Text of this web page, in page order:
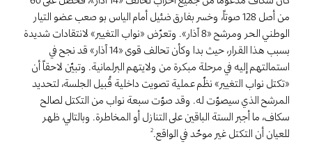
من أصل 128 صوتاً، وخسر بفارق ضئيل أمام الياس بو صعب عضو التيار
الوطني الحر ومرشح «8 آذار». وتعرّض «نواب التغيير» لانتقادات شديدة
بسبب هذا القرار، حيث بدا وكأن تحالف قوى «14 آذار» قد نجح في
استمالتهم إليه في مرحلة مبكرة من ولايتهم البرلمانية. وتبيّن لاحقاً أن
«تكتل نواب التغيير» نظّم عملية تصويت داخلية قُبيل الجلسة، لتحديد
المرشح الذي سيصوّت له. وقد صوّت سبعة نواب من التكتل لصالح
سكاف، ما أجبر الستة الباقين على التنازل أو المخاطرة. وبالتالي، ظهر
للعيان أن التكتل غير موحّد في الواقع.2